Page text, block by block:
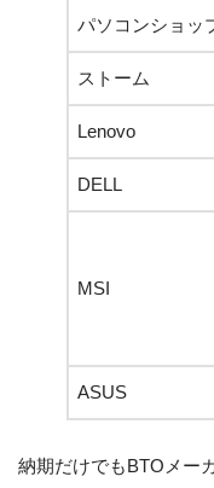
パソコンショッ
ストーム
Lenovo
DELL
MSI
ASUS
納期だけでもBTOメー